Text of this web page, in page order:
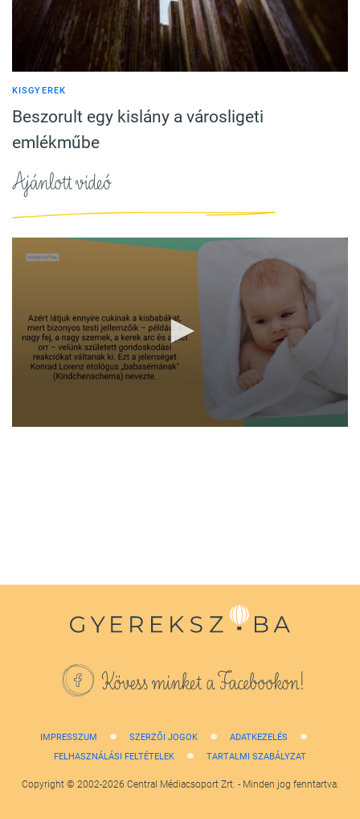
KISGYEREK
Beszorult egy kislány a városligeti
emlékműbe
Ajánlott videó
Kövess minket a Facebookon!
IMPRESSZUM SZERZŐI JOGOK
ADATKEZELÉS
FELHASZNÁLÁSI FELTÉTELEK
TARTALMI SZABÁLYZAT
Copyright © 2002-2026 Central Médiacsoport Zrt. - Minden jog fenntartva.